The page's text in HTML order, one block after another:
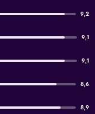
9,2
9,1
9,1
8,6
8,9